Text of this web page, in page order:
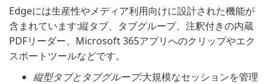
Edgeには生産性やメディア利用向けに設計された機能が
含まれています:縦タブ、タブグループ、注釈付きの内蔵
PDFリーダー、Microsoft 365アプリへのクリップやエク
スポートツールなどです。
縦型タブとタブグループ:大規模なセッションを管理